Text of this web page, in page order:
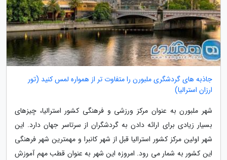
جاذبه های گردشگری ملبورن را متفاوت تر از همواره لمس کنید (تور
ارزان استرالیا)
شهر ملبورن به عنوان مرکز ورزشی و فرهنگی کشور استرالیا، چیزهای
بسیار زیادی برای ارائه دادن به گردشگران از سرتاسر جهان دارد. این
شهر اولین مرکز کشور استرالیا قبل از شهر کانبرا و مهمترین شهر فرهنگی
این کشور به شمار می رود. امروزه این شهر به عنوان قطب مهم آموزش